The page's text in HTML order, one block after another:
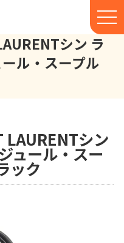
シン ラ
ル・スープル
LAURENTシン
ュール・スー
ック